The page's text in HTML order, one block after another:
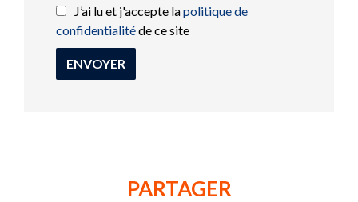
J’ai lu et j'accepte lapolitique de
confidentialitéde ce site
ENVOYER
PARTAGER